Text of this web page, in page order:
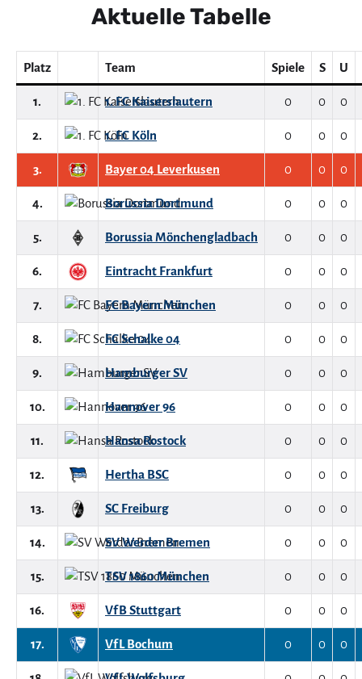
Aktuelle Tabelle
Platz Team Spiele S U
1. 1. FC Kaiserslautern 0 0 0
2. 1. FC Köln 0 0 0
3. Bayer 04 Leverkusen 0 0 0
4. Borussia Dortmund 0 0 0
5. Borussia Mönchengladbach 0 0 0
6. Eintracht Frankfurt 0 0 0
7. FC Bayern München 0 0 0
8. FC Schalke 04 0 0 0
9. Hamburger SV 0 0 0
10. Hannover 96 0 0 0
11. Hansa Rostock 0 0 0
12. Hertha BSC 0 0 0
13. SC Freiburg 0 0 0
14. SV Werder Bremen 0 0 0
15. TSV 1860 München 0 0 0
16. VfB Stuttgart 0 0 0
17. VfL Bochum 0 0 0